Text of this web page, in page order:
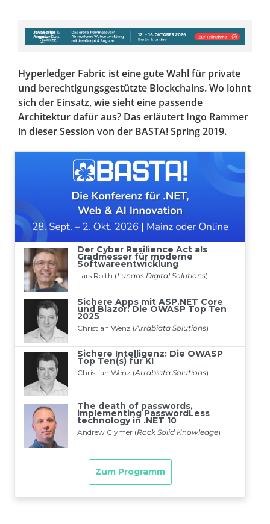
Hyperledger Fabric ist eine gute Wahl für private
und berechtigungsgestützte Blockchains. Wo lohnt
sich der Einsatz, wie sieht eine passende
Architektur dafür aus? Das erläutert Ingo Rammer
in dieser Session von der BASTA! Spring 2019.